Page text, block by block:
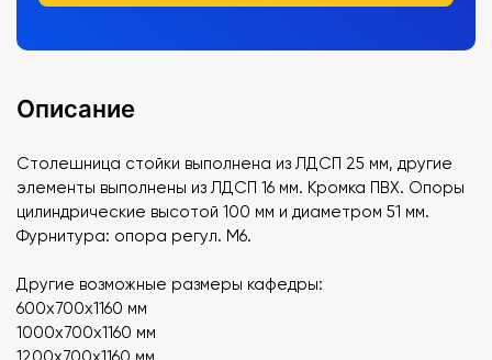
Описание
Столешница стойки выполнена из ЛДСП 25 мм, другие
элементы выполнены из ЛДСП 16 мм. Кромка ПВХ. Опоры
цилиндрические высотой 100 мм и диаметром 51 мм.
Фурнитура: опора регул. М6.
Другие возможные размеры кафедры:
600х700х1160 мм
1000х700х1160 мм